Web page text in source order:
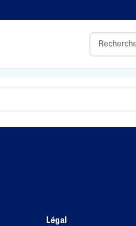
Optimal Hydration
Pro Irritation Control
Légal